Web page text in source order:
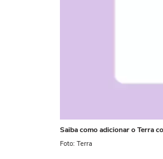
Saiba como adicionar o Terra
Foto: Terra